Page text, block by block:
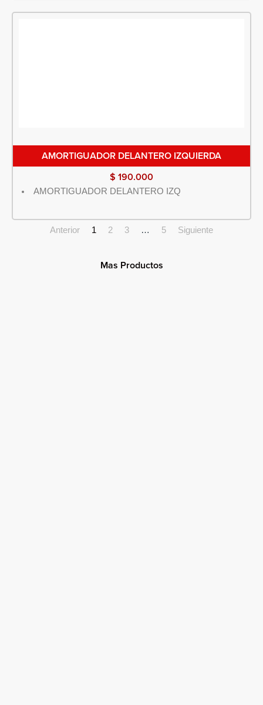
AMORTIGUADOR DELANTERO IZQUIERDA
$ 190.000
AMORTIGUADOR DELANTERO IZQ
Anterior 1 2 3 … 5 Siguiente
Mas Productos